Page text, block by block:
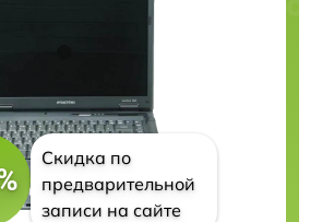
Скидка по
предварительной
записи на сайте